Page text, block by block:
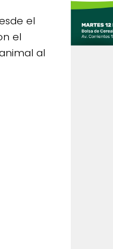
el
el
al